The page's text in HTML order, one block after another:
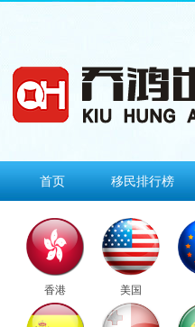
首页 移民排行榜
香港 美国